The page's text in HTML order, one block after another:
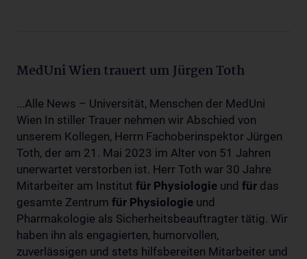
MedUni Wien trauert um Jürgen Toth
...Alle News – Universität, Menschen der MedUni
Wien In stiller Trauer nehmen wir Abschied von
unserem Kollegen, Herrn Fachoberinspektor Jürgen
Toth, der am 21. Mai 2023 im Alter von 51 Jahren
unerwartet verstorben ist. Herr Toth war 30 Jahre
Mitarbeiter am Institut für Physiologie und für das
gesamte Zentrum für Physiologie und
Pharmakologie als Sicherheitsbeauftragter tätig. Wir
haben ihn als engagierten, humorvollen,
zuverlässigen und stets hilfsbereiten Mitarbeiter und